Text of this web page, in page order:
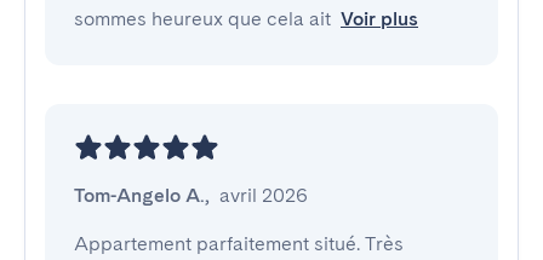
sommes heureux que cela ait Voir plus
Tom-Angelo A., avril 2026
Appartement parfaitement situé. Très